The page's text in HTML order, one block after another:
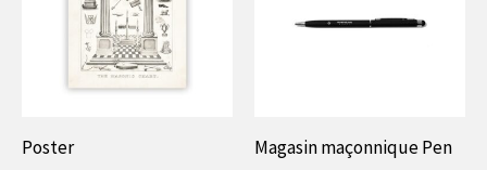
Poster Magasin maçonnique Pen